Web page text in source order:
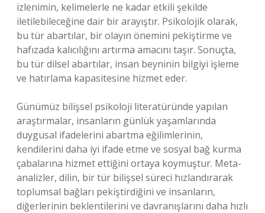
izlenimin, kelimelerle ne kadar etkili şekilde
iletilebileceğine dair bir arayıştır. Psikolojik olarak,
bu tür abartılar, bir olayın önemini pekiştirme ve
hafızada kalıcılığını artırma amacını taşır. Sonuçta,
bu tür dilsel abartılar, insan beyninin bilgiyi işleme
ve hatırlama kapasitesine hizmet eder.
Günümüz bilişsel psikoloji literatüründe yapılan
araştırmalar, insanların günlük yaşamlarında
duygusal ifadelerini abartma eğilimlerinin,
kendilerini daha iyi ifade etme ve sosyal bağ kurma
çabalarına hizmet ettiğini ortaya koymuştur. Meta-
analizler, dilin, bir tür bilişsel süreci hızlandırarak
toplumsal bağları pekiştirdiğini ve insanların,
diğerlerinin beklentilerini ve davranışlarını daha hızlı